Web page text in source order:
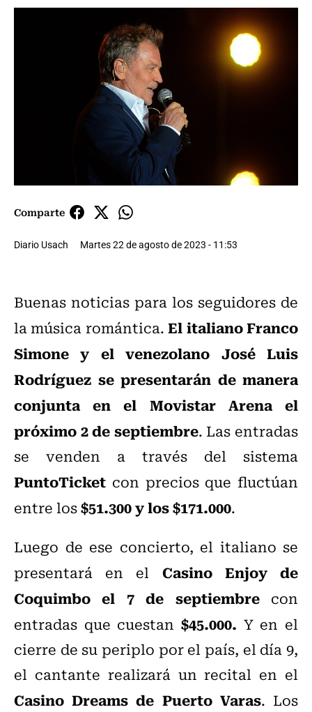
Comparte
Diario Usach Martes 22 de agosto de 2023 - 11:53
Buenas noticias para los seguidores de
la música romántica.El italiano Franco
Simone y el venezolano José Luis
Rodríguez se presentarán de manera
conjunta en el Movistar Arena el
próximo 2 de septiembre. Las entradas
se venden a través del sistema
PuntoTicket con precios que fluctúan
entre los$51.300 y los $171.000.
Luego de ese concierto, el italiano se
presentará en el Casino Enjoy de
Coquimbo el 7 de septiembrecon
entradas que cuestan $45.000. Y en el
cierre de su periplo por el país, el día 9,
el cantante realizará un recital en el
Casino Dreams de Puerto Varas. Los